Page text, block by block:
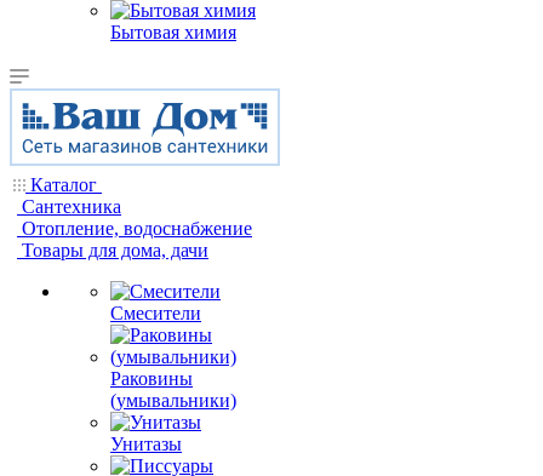
Бытовая химия
Каталог
Сантехника
Отопление, водоснабжение
Товары для дома, дачи
Смесители
Раковины
(умывальники)
Унитазы